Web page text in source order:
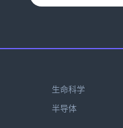
生命科学
半导体